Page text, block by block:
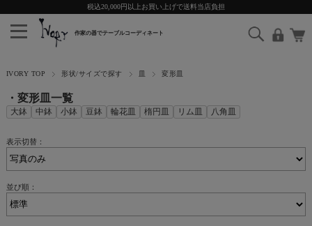
税込20,000円以上お買い上げで送料当店負担
IVORY TOP 形状/サイズで探す 皿 変形皿
・変形皿一覧
大鉢 中鉢 小鉢 豆鉢 輪花皿 楕円皿 リム皿 八角皿
表示切替：
並び順：